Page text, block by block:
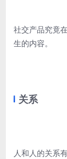
社交产品究竟
生的内容。
关系
人和人的关系